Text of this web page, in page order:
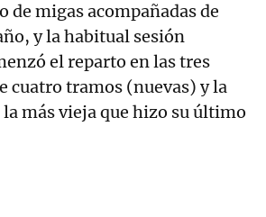
de migas acompañadas de
y la habitual sesión
el reparto en las tres
cuatro tramos (nuevas) y la
más vieja que hizo su último